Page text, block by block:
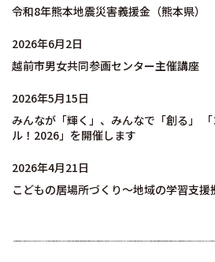
令和8年熊本地震災害義援金（熊本県）
2026年6月2日
越前市男女共同参画センター主催講座
2026年5月15日
みんなが「輝く」、みんなで「創る」
ル！2026」を開催します
2026年4月21日
こどもの居場所づくり～地域の学習支援